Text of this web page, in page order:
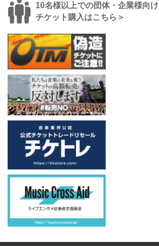
10名様以上での団体・企業様向け
チケット購入はこちら＞